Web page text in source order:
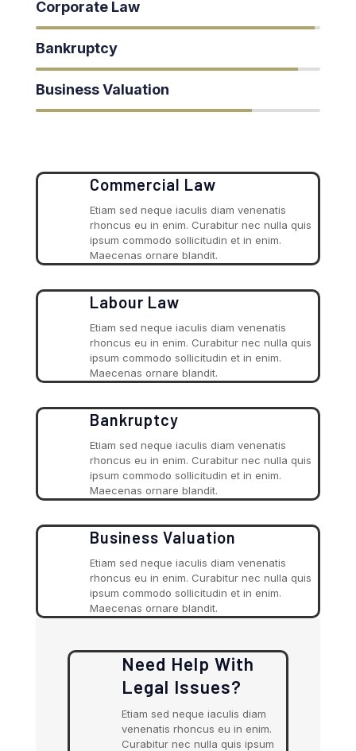
Corporate Law
Bankruptcy
Business Valuation
Commercial Law
Etiam sed neque iaculis diam venenatis
rhoncus eu in enim. Curabitur nec nulla quis
ipsum commodo sollicitudin et in enim.
Maecenas ornare blandit.
Labour Law
Etiam sed neque iaculis diam venenatis
rhoncus eu in enim. Curabitur nec nulla quis
ipsum commodo sollicitudin et in enim.
Maecenas ornare blandit.
Bankruptcy
Etiam sed neque iaculis diam venenatis
rhoncus eu in enim. Curabitur nec nulla quis
ipsum commodo sollicitudin et in enim.
Maecenas ornare blandit.
Business Valuation
Etiam sed neque iaculis diam venenatis
rhoncus eu in enim. Curabitur nec nulla quis
ipsum commodo sollicitudin et in enim.
Maecenas ornare blandit.
Need Help With
Legal Issues?
Etiam sed neque iaculis diam
venenatis rhoncus eu in enim.
Curabitur nec nulla quis ipsum